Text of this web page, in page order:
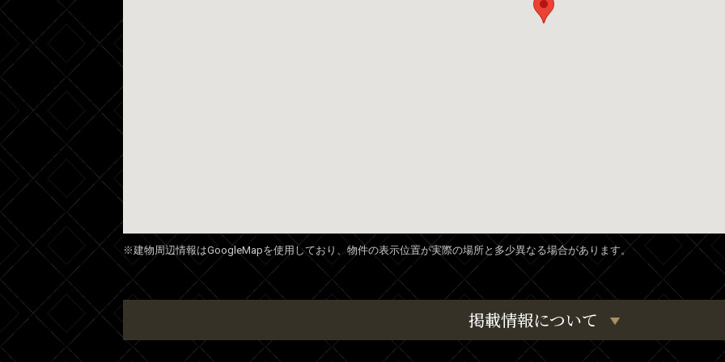
※建物周辺情報はGoogleMapを使用しており、物件の表示位置が実際の場所と多少異なる場合があります。
掲載情報について